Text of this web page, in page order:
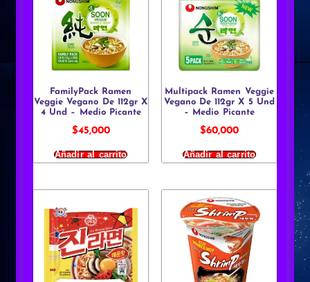
FamilyPack Ramen
Veggie Vegano De 112gr X
4 Und – Medio Picante
$45,000
Añadir al carrito
Multipack Ramen Veggie
Vegano De 112gr X 5 Und
– Medio Picante
$60,000
Añadir al carrito